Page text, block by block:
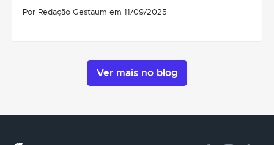
Por Redação Gestaum em 11/09/2025
Ver mais no blog